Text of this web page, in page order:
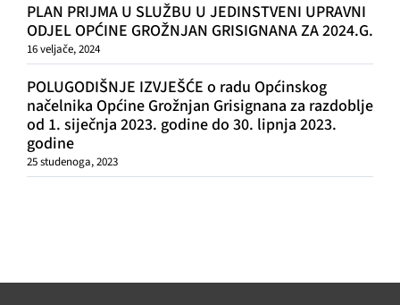
PLAN PRIJMA U SLUŽBU U JEDINSTVENI UPRAVNI
ODJEL OPĆINE GROŽNJAN GRISIGNANA ZA 2024.G.
16 veljače, 2024
POLUGODIŠNJE IZVJEŠĆE o radu Općinskog
načelnika Općine Grožnjan Grisignana za razdoblje
od 1. siječnja 2023. godine do 30. lipnja 2023.
godine
25 studenoga, 2023